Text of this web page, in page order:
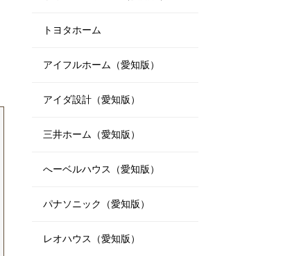
トヨタホーム
アイフルホーム（愛知版）
アイダ設計（愛知版）
三井ホーム（愛知版）
へーベルハウス（愛知版）
パナソニック（愛知版）
レオハウス（愛知版）